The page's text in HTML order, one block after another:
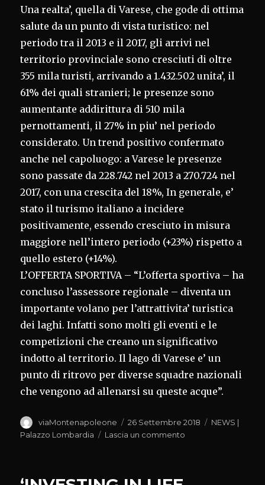
Una realta’, quella di Varese, che gode di ottima
salute da un punto di vista turistico: nel
periodo tra il 2013 e il 2017, gli arrivi nel
territorio provinciale sono cresciuti di oltre
355 mila turisti, arrivando a 1.432.502 unita’, il
61% dei quali stranieri; le presenze sono
aumentante addirittura di 510 mila
pernottamenti, il 27% in piu’ nel periodo
considerato. Un trend positivo confermato
anche nel capoluogo: a Varese le presenze
sono passate da 228.742 nel 2013 a 270.724 nel
2017, con una crescita del 18%, In generale, e’
stato il turismo italiano a incidere
positivamente, essendo cresciuto in misura
maggiore nell’intero periodo (+23%) rispetto a
quello estero (+14%).
L’OFFERTA SPORTIVA – “L’offerta sportiva – ha
concluso l’assessore regionale – diventa un
importante volano per l’attrattivita’ turistica
dei laghi. Infatti sono molti gli eventi e le
competizioni che creano un significativo
indotto al territorio. Il lago di Varese e’ un
punto di ritrovo per diverse squadre nazionali
che vengono ad allenarsi su queste acque”.
Autore
viaMontenapoleone
Pubblicato
il
26 Settembre 2018 Categorie
NEWS |
Palazzo Lombardia
Lascia un commento